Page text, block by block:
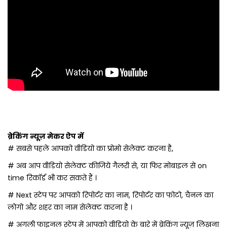
ब्रेकिंग न्यूज़ मेकर ऐप में
# सबसे पहले आपको वीडियो का प्रोमो सेलेक्ट करना है,
# अब आप वीडियो सेलेक्ट कीजिये गैलरी से, या फिर मोबाइल से on
time रिकॉर्ड भी कर सकते हैं ।
# Next स्टेप पर आपको रिपोर्टर का नाम, रिपोर्टर का फोटो, चैनल का
लोगो और शहर का नाम सेलेक्ट करना है ।
# अगली फाइनल स्टेप में आपको वीडियो के बारे में ब्रेकिंग न्यूज़ लिखना